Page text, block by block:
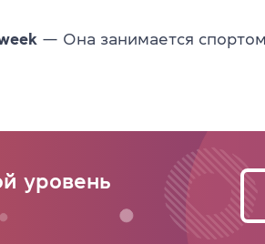
— Она занимается
уровень